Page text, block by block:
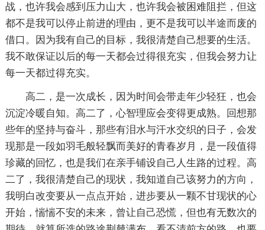
战，也许我会感到压力山大，也许我会被困难阻拦，但这
都不是我可以停止前进的理由，更不是我可以半途而废的
借口。因为我有自己的目标，我很清楚自己想要的生活。
我不敢保证以后的每一天都会过得很充实，但我会努力让
每一天都过得充实。
高二，是一次成长，因为时间会带走年少轻狂，也会
沉淀冷暖自知。高二了，心智理应会变得更成熟。回想那
些年的坚持与奋斗，那些有泪水与汗水交织的日子，会发
现那是一段如羽毛般轻飘而美好的青春岁月，是一段值得
珍藏的回忆，也是我们在亲手铺设自己人生路的过程。高
二了，我很清楚自己的现状，我知道自己该努力的方向，
我明白改变要从一点点开始，进步要从一颗不甘现状的心
开始，惴惴不安的未来，曾让自己恐慌，但也有无数次的